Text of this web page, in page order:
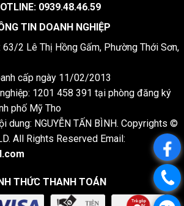
0939.48.46.59
TIN DOANH NGHIỆP
2 Lê Thị Hồng Gấm, Phường Thới Sơn,
cấp ngày 11/02/2013
1201 458 391 tại phòng đăng ký
phố Mỹ Tho
dung: NGUYỄN TẤN BÌNH. Copyrights ©
. All Rights Reserved Email:
THỨC THANH TOÁN
.
.